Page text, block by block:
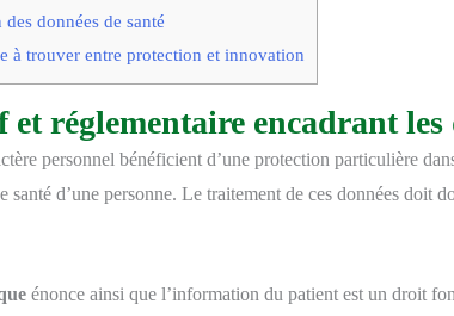
données de santé
à trouver entre protection et innovation
réglementaire encadrant les
personnel bénéficient d’une protection particulière
santé d’une personne. Le traitement de ces données
énonce ainsi que l’information du patient est un droit